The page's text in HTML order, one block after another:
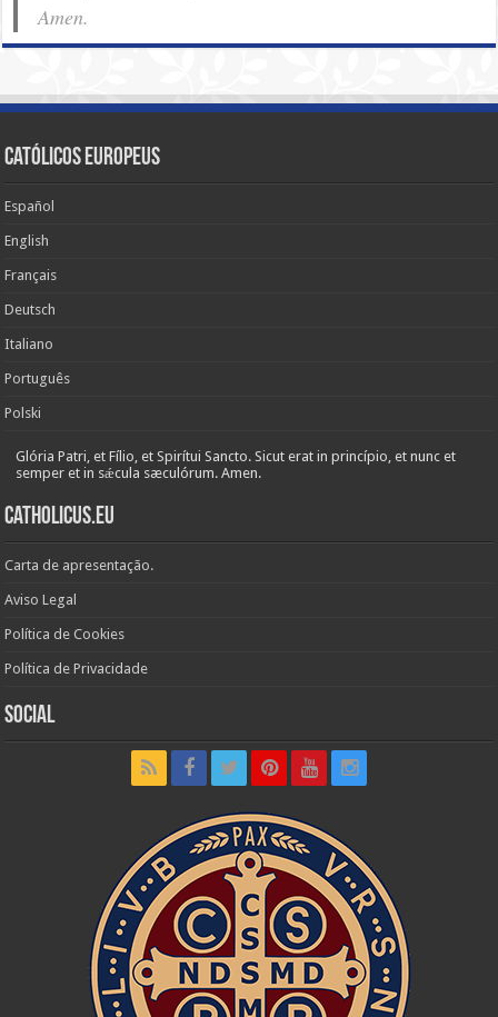
Amen.
Católicos Europeus
Español
English
Français
Deutsch
Italiano
Português
Polski
Glória Patri, et Fílio, et Spirítui Sancto. Sicut erat in princípio, et nunc et
semper et in sǽcula sæculórum. Amen.
Catholicus.eu
Carta de apresentação.
Aviso Legal
Política de Cookies
Política de Privacidade
Social